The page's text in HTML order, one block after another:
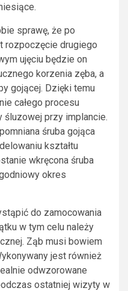
sprawę, że po
rozpoczęcie drugiego
ujęciu będzie on
korzenia zęba, a
gojącej. Dzięki temu
całego procesu
śluzowej przy implancie.
śruba gojąca
kształtu
wkręcona śruba
okres
do zamocowania
w tym celu należy
Ząb musi bowiem
jest również
odwzorowane
ostatniej wizyty w